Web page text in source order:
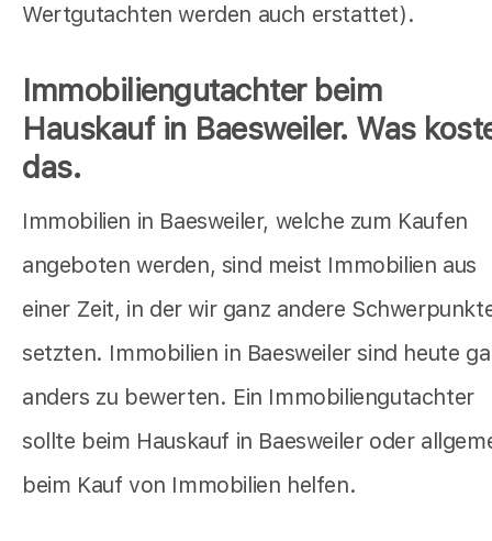
Wertgutachten werden auch erstattet).
Immobiliengutachter beim
Hauskauf in Baesweiler. Was
das.
Immobilien in Baesweiler, welche zum Kaufen
angeboten werden, sind meist Immobilien aus
einer Zeit, in der wir ganz andere
setzten. Immobilien in Baesweiler sind heute
anders zu bewerten. Ein Immobiliengutachter
sollte beim Hauskauf in Baesweiler oder
beim Kauf von Immobilien helfen.